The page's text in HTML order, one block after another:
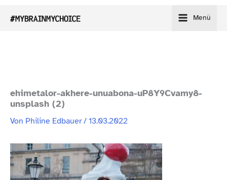
Inhalt
Menü
ehimetalor-​akhere-​unuabona-​uP8Y9Cvamy8-​
unsplash (2)
Von Philine Edbauer/13.03.2022